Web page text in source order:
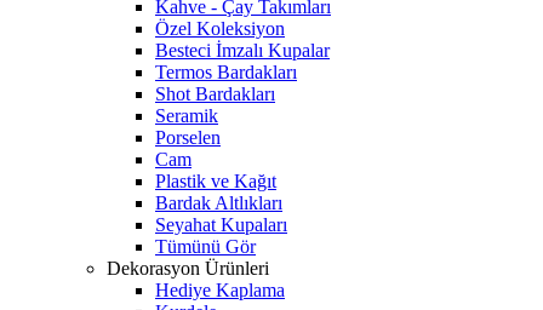
Kahve - Çay Takımları
Özel Koleksiyon
Besteci İmzalı Kupalar
Termos Bardakları
Shot Bardakları
Seramik
Porselen
Cam
Plastik ve Kağıt
Bardak Altlıkları
Seyahat Kupaları
Tümünü Gör
Dekorasyon Ürünleri
Hediye Kaplama